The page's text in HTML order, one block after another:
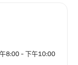
午8:00 - 下午10:00